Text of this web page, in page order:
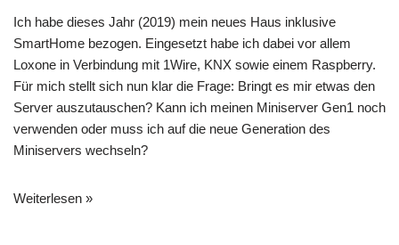
Ich habe dieses Jahr (2019) mein neues Haus inklusive
SmartHome bezogen. Eingesetzt habe ich dabei vor allem
Loxone in Verbindung mit 1Wire, KNX sowie einem Raspberry.
Für mich stellt sich nun klar die Frage: Bringt es mir etwas den
Server auszutauschen? Kann ich meinen Miniserver Gen1 noch
verwenden oder muss ich auf die neue Generation des
Miniservers wechseln?
Weiterlesen »